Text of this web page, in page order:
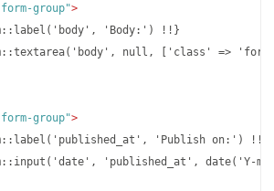
group">
'Body:') !!}
null, ['class' =>
group">
'Publish on:') !!}
'published_at', date('Y-